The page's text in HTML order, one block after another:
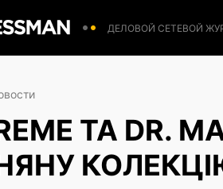
ДЕЛОВОЙ СЕТЕВОЙ
ТА DR.